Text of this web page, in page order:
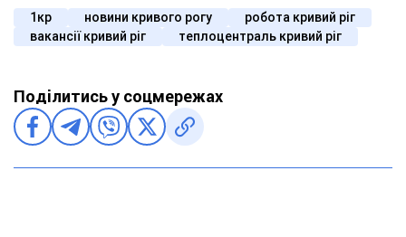
1кр новини кривого рогу
робота кривий ріг
вакансії кривий ріг
теплоцентраль кривий ріг
Поділитись у соцмережах